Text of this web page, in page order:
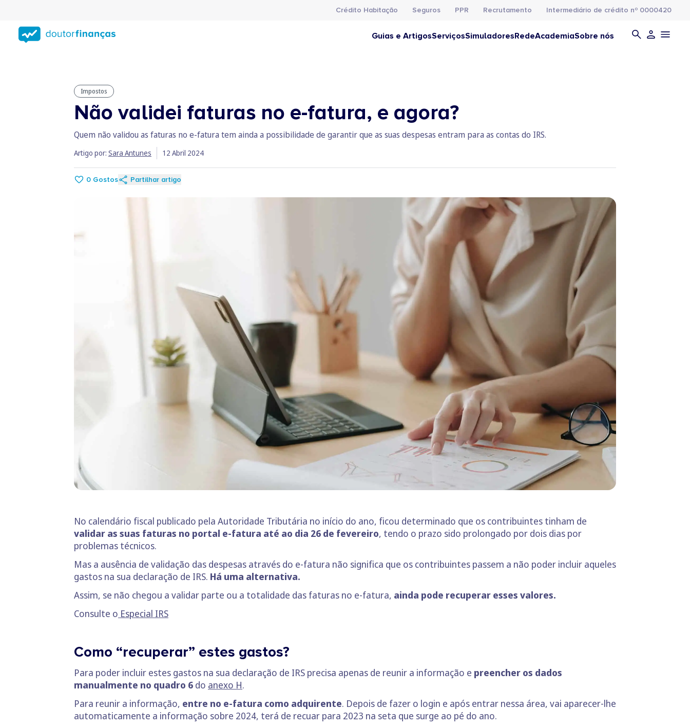
conteúdo
principal
Crédito Habitação Seguros PPR Recrutamento Intermediário de crédito nº 0000420
Guias e ArtigosServiçosSimuladoresRedeAcademiaSobre nós
Impostos
Não validei faturas no e-fatura, e agora?
Quem não validou as faturas no e-fatura tem ainda a possibilidade de garantir que as suas despesas entram para as contas do IRS.
Artigo por: Sara Antunes 12 Abril 2024
0 Gostos Partilhar artigo
No calendário fiscal publicado pela Autoridade Tributária no início do ano, ficou determinado que os contribuintes tinham de
validar as suas faturas no portal e-fatura até ao dia 26 de fevereiro, tendo o prazo sido prolongado por dois dias por
problemas técnicos.
Mas a ausência de validação das despesas através do e-fatura não significa que os contribuintes passem a não poder incluir aqueles
gastos na sua declaração de IRS. Há uma alternativa.
Assim, se não chegou a validar parte ou a totalidade das faturas no e-fatura, ainda pode recuperar esses valores.
Consulte o Especial IRS
Como “recuperar” estes gastos?
Para poder incluir estes gastos na sua declaração de IRS precisa apenas de reunir a informação e preencher os dados
manualmente no quadro 6 do anexo H.
Para reunir a informação, entre no e-fatura como adquirente. Depois de fazer o login e após entrar nessa área, vai aparecer-lhe
automaticamente a informação sobre 2024, terá de recuar para 2023 na seta que surge ao pé do ano.